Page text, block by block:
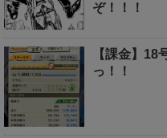
ぞ！！！
【課金】18
っ！！